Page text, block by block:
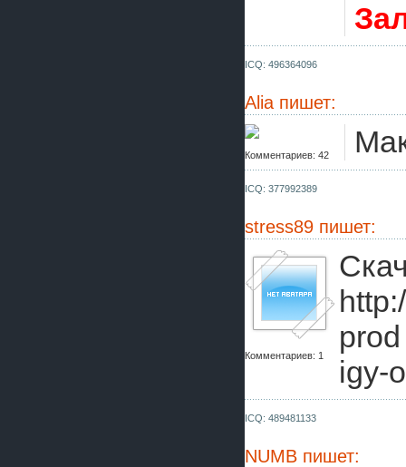
ICQ: 496364096
Alia пишет:
Комментариев: 42
ICQ: 377992389
stress89 пишет:
Комментариев: 1
prod
igy-
ICQ: 489481133
NUMB пишет: